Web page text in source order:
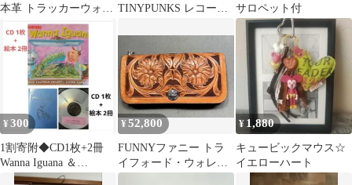
本革 トラッカーウォレ
ット 財布
TINYPUNKS レコード
サロペット付
¥ 300
1割寄附◆CD1枚+2冊
Wanna Iguana ＆
Mother's Day
¥52,800
FUNNYファニー トラ
イフォード・ウォレッ
ト クラフト カスタム
¥ 1,880
キュービックマウス☆
イエローハート